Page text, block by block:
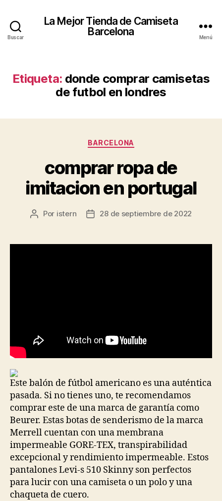
Buscar
La Mejor Tienda de Camiseta
Barcelona
Menú
Etiqueta: donde comprar camisetas
de futbol en londres
Categorías
BARCELONA
comprar ropa de
imitacion en portugal
Autor
entrada
Por istern
Fecha
entrada
28 de septiembre de 2022
Este balón de fútbol americano es una auténtica
pasada. Si no tienes uno, te recomendamos
comprar este de una marca de garantía como
Beurer. Estas botas de senderismo de la marca
Merrell cuentan con una membrana
impermeable GORE-TEX, transpirabilidad
excepcional y rendimiento impermeable. Estos
pantalones Levi-s 510 Skinny son perfectos
para lucir con una camiseta o un polo y una
chaqueta de cuero.